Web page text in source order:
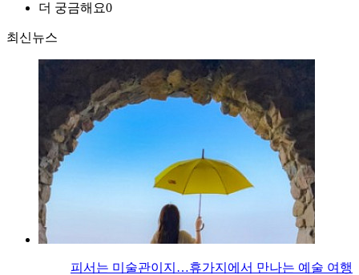
더 궁금해요0
최신뉴스
피서는 미술관이지…휴가지에서 만나는 예술 여행